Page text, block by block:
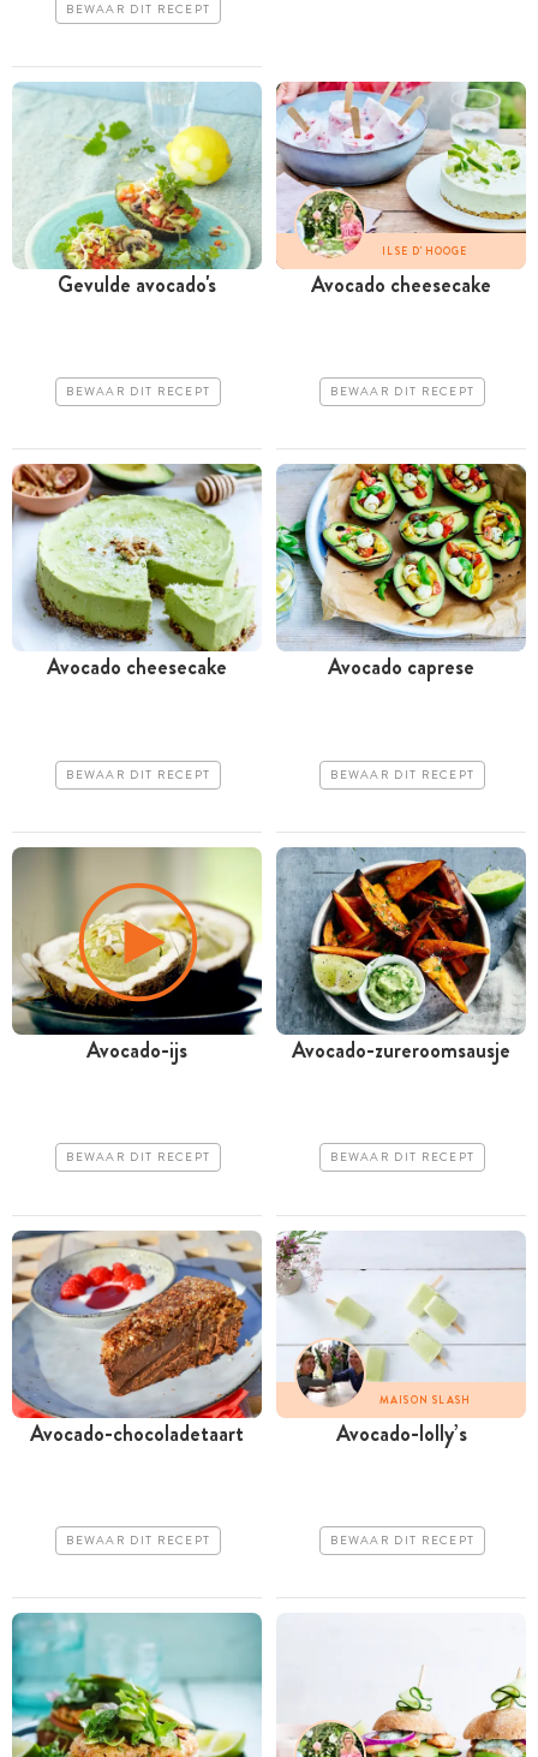
BEWAAR DIT RECEPT
Gevulde avocado's
BEWAAR DIT RECEPT
ILSE D'HOOGE
Avocado cheesecake
BEWAAR DIT RECEPT
Avocado cheesecake
BEWAAR DIT RECEPT
Avocado caprese
BEWAAR DIT RECEPT
Avocado-ijs
BEWAAR DIT RECEPT
Avocado-zureroomsausje
BEWAAR DIT RECEPT
Avocado-chocoladetaart
BEWAAR DIT RECEPT
MAISON SLASH
Avocado-lolly’s
BEWAAR DIT RECEPT